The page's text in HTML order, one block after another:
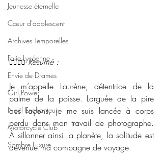
Jeunesse éternelle
Cœur d'adolescent
Archives Temporelles
Folie Lycéenne
Envie de Drames
Girl Power
Noël Enchanteur
Motorcycle Club
Sombre Luxure
📖📖 Résumé :
Je m’appelle Laurène, détentrice de la
palme de la poisse. Larguée de la pire
des façons, je me suis lancée à corps
perdu dans mon travail de photographe.
À sillonner ainsi la planète, la solitude est
devenue ma compagne de voyage.